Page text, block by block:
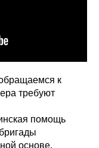
к
требуют
помощь
основе.